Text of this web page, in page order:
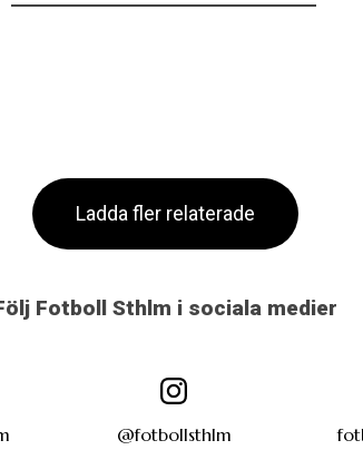
Ladda fler relaterade
Fotboll Sthlm i sociala medier
@fotbollsthlm